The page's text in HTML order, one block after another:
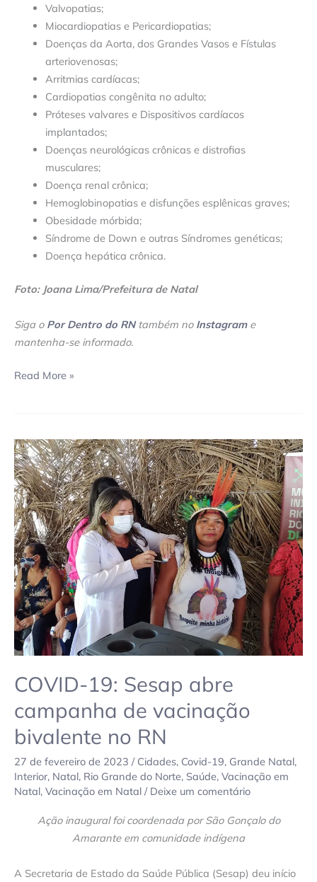
Valvopatias;
Miocardiopatias e Pericardiopatias;
Doenças da Aorta, dos Grandes Vasos e Fístulas
arteriovenosas;
Arritmias cardíacas;
Cardiopatias congênita no adulto;
Próteses valvares e Dispositivos cardíacos
implantados;
Doenças neurológicas crônicas e distrofias
musculares;
Doença renal crônica;
Hemoglobinopatias e disfunções esplênicas graves;
Obesidade mórbida;
Síndrome de Down e outras Síndromes genéticas;
Doença hepática crônica.
Foto: Joana Lima/Prefeitura de Natal
Siga o Por Dentro do RNtambém no Instagrame
mantenha-se informado.
Read More »
COVID-19: Sesap abre
campanha de vacinação
bivalente no RN
27 de fevereiro de 2023 / Cidades, Covid-19, Grande Natal,
Interior, Natal, Rio Grande do Norte, Saúde, Vacinação em
Natal, Vacinação em Natal / Deixe um comentário
Ação inaugural foi coordenada por São Gonçalo do
Amarante em comunidade indígena
A Secretaria de Estado da Saúde Pública (Sesap) deu início
COVID-
19:
Sesap
abre
campanha
de
vacinação
bivalente
no
RN